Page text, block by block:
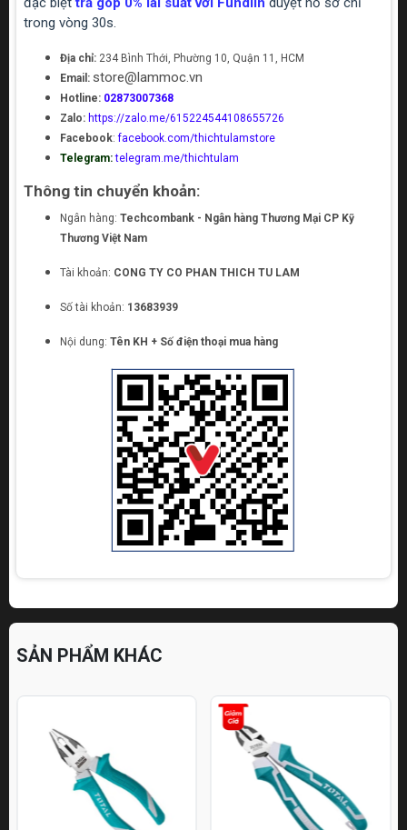
trong vòng 30s.
Địa chỉ: 234 Bình Thới, Phường 10, Quận 11, HCM
Email: store@lammoc.vn
Hotline: 02873007368
Zalo: https://zalo.me/615224544108655726
Facebook:facebook.com/thichtulamstore
Telegram: telegram.me/thichtulam
Thông tin chuyển khoản:
Ngân hàng: Techcombank - Ngân hàng Thương Mại CP Kỹ
Thương Việt Nam
Tài khoản: CONG TY CO PHAN THICH TU LAM
Số tài khoản: 13683939
Nội dung: Tên KH + Số điện thoại mua hàng
SẢN PHẨM KHÁC